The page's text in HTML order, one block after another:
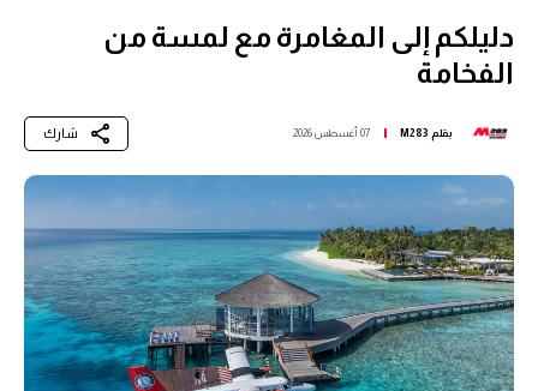
دليلكم إلى المغامرة مع لمسة من
الفخامة
بقلم M283 07 أغسطس 2026 شارك